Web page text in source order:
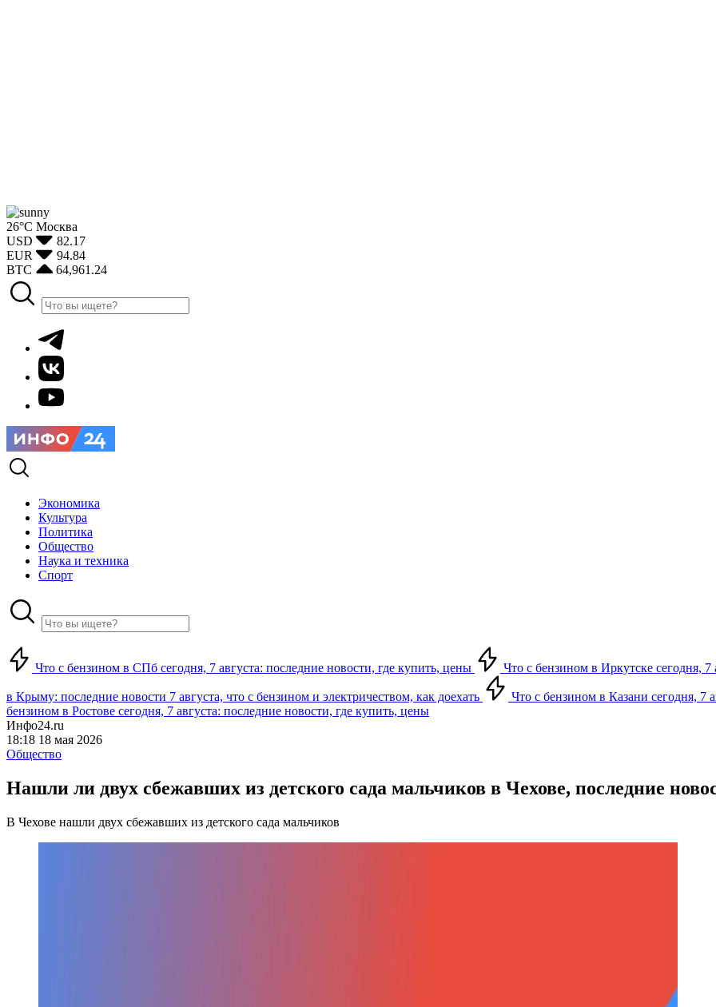
26°С Москва
USD
82.17
EUR
94.84
BTC
64,961.24
Экономика
Культура
Политика
Общество
Наука и техника
Спорт
Что с бензином в СПб сегодня, 7 августа: последние новости, где купить, цены Что с бензином в Иркутске сегодня,
в Крыму: последние новости 7 августа, что с бензином и электричеством, как доехать
Что с бензином в Казани сегодня, 7
бензином в Ростове сегодня, 7 августа: последние новости, где купить, цены
Инфо24.ru
18:18 18 мая 2026
Общество
Нашли ли двух сбежавших из детского сада мальчиков в Чехове, последние
В Чехове нашли двух сбежавших из детского сада мальчиков